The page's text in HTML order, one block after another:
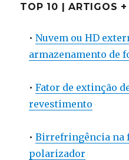
TOP 10 | ARTIGOS +
•Nuvem ou HD
armazenamento de
•Fator de extinção
revestimento
•Birrefringência na
polarizador